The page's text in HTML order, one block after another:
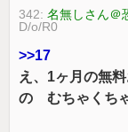
342:名無しさん＠
D/o/R0
>>17
え、1ヶ月の無
の むちゃくち